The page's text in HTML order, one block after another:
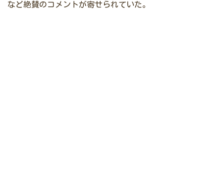
など絶賛のコメントが寄せられていた。